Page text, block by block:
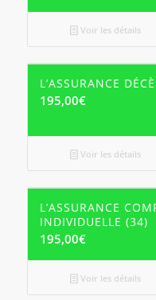
Voir les détails
L’ASSURANCE
195,00€
Voir les détails
L’ASSURANCE
INDIVIDUELLE (34)
195,00€
Voir les détails